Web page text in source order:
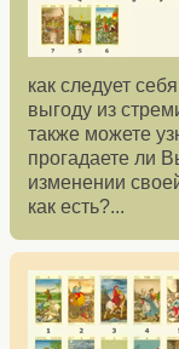
как следует
выгоду из
также можете
прогадаете ли
изменении
как есть?...